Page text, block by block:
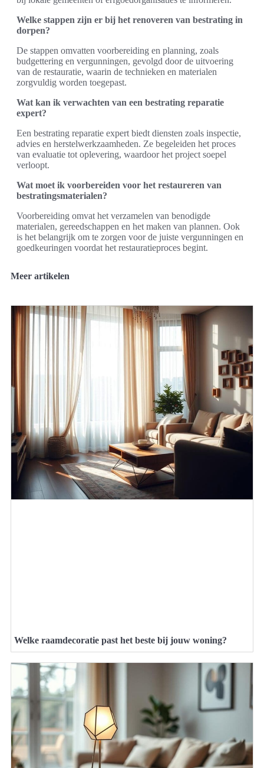
Welke stappen zijn er bij het renoveren van bestrating in
dorpen?
De stappen omvatten voorbereiding en planning, zoals
budgettering en vergunningen, gevolgd door de uitvoering
van de restauratie, waarin de technieken en materialen
zorgvuldig worden toegepast.
Wat kan ik verwachten van een bestrating reparatie
expert?
Een bestrating reparatie expert biedt diensten zoals inspectie,
advies en herstelwerkzaamheden. Ze begeleiden het proces
van evaluatie tot oplevering, waardoor het project soepel
verloopt.
Wat moet ik voorbereiden voor het restaureren van
bestratingsmaterialen?
Voorbereiding omvat het verzamelen van benodigde
materialen, gereedschappen en het maken van plannen. Ook
is het belangrijk om te zorgen voor de juiste vergunningen en
goedkeuringen voordat het restauratieproces begint.
Meer artikelen
Welke raamdecoratie past het beste bij jouw woning?